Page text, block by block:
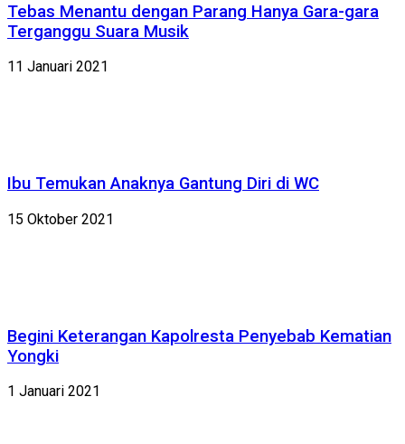
Tebas Menantu dengan Parang Hanya Gara-gara
Terganggu Suara Musik
11 Januari 2021
Ibu Temukan Anaknya Gantung Diri di WC
15 Oktober 2021
Begini Keterangan Kapolresta Penyebab Kematian
Yongki
1 Januari 2021